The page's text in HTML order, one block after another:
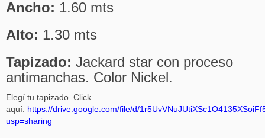
Ancho: 1.60 mts
Alto: 1.30 mts
Tapizado: Jackard star con proceso
antimanchas. Color Nickel.
Elegí tu tapizado. Click
aquí: https://drive.google.com/file/d/
usp=sharing